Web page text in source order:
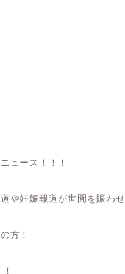
ュース！！！
や妊娠報道が世間を賑わ
方！